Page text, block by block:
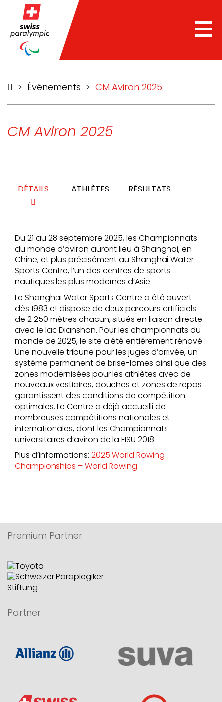
> Événements > CM Aviron 2025
CM Aviron 2025
DÉTAILS ATHLÈTES RÉSULTATS
Du 21 au 28 septembre 2025, les Championnats
du monde d’aviron auront lieu à Shanghai, en
Chine, et plus précisément au Shanghai Water
Sports Centre, l’un des centres de sports
nautiques les plus modernes d’Asie.
Le Shanghai Water Sports Centre a été ouvert
dès 1983 et dispose de deux parcours artificiels
de 2 250 mètres chacun, situés en liaison directe
avec le lac Dianshan. Pour les championnats du
monde de 2025, le site a été entièrement rénové :
Une nouvelle tribune pour les juges d’arrivée, un
système permanent de brise-lames ainsi que des
zones modernisées pour les athlètes avec de
nouveaux vestiaires, douches et zones de repos
garantissent des conditions de compétition
optimales. Le Centre a déjà accueilli de
nombreuses compétitions nationales et
internationales, dont les Championnats
universitaires d’aviron de la FISU 2018.
Plus d’informations: 2025 World Rowing
Championships – World Rowing
Premium Partner
Partner